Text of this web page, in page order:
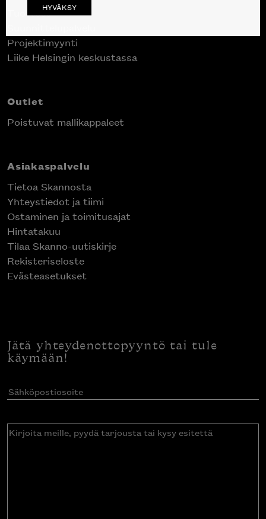
Tuotteet
Projektimyynti
Liike Helsingin keskustassa
Outlet
Poistuvat mallikappaleet
Asiakaspalvelu
Tietoa Skannosta
Yhteystiedot ja tiimi
Ostaminen ja toimitusajat
Hintatakuu
Tilaa Skanno-uutiskirje
Rekisteriseloste
Evästeasetukset
Jätä yhteydenottopyyntö tai tule
käymään!
Sähköpostiosoite(Pakollinen)
Kirjoita
HYVÄKSY